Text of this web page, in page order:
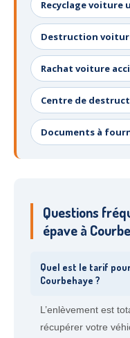
Recyclage voiture
Destruction
Rachat voiture
Centre de
Documents à
Questions
épave à
Quel est le tarif
Courbehaye ?
L’enlèvement est
récupérer votre